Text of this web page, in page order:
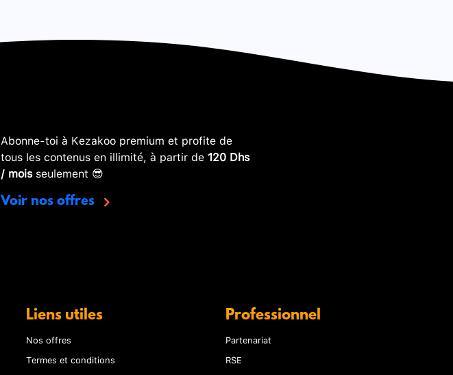
Abonne-toi à Kezakoo premium et profite de
tous les contenus en illimité, à partir de 120 Dhs
/ moisseulement 😎
Voir nos offres
Liens utiles
Nos offres
Termes et conditions
Professionnel
Partenariat
RSE